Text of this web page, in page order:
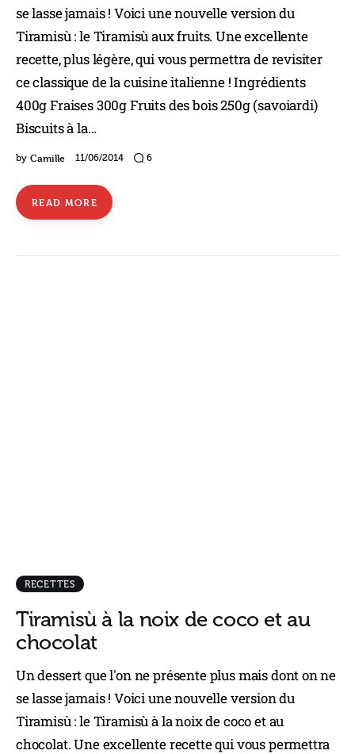
se lasse jamais ! Voici une nouvelle version du
Tiramisù : le Tiramisù aux fruits. Une excellente
recette, plus légère, qui vous permettra de revisiter
ce classique de la cuisine italienne ! Ingrédients
400g Fraises 300g Fruits des bois 250g (savoiardi)
Biscuits à la…
by Camille 11/06/2014 6
READ MORE
RECETTES
Tiramisù à la noix de coco et au
chocolat
Un dessert que l'on ne présente plus mais dont on ne
se lasse jamais ! Voici une nouvelle version du
Tiramisù : le Tiramisù à la noix de coco et au
chocolat. Une excellente recette qui vous permettra